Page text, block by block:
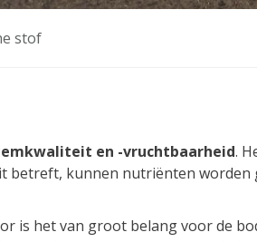
stof
en -vruchtbaarheid.
betreft, kunnen nutriënten
is het van groot belang voor de